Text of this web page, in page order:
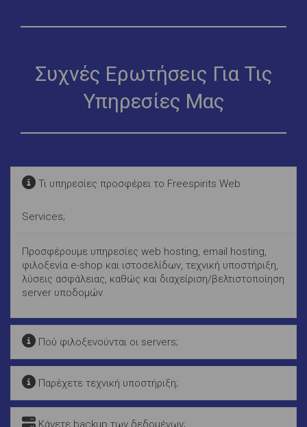
Συχνές Ερωτήσεις Για Τις
Υπηρεσίες Μας
Τι υπηρεσίες προσφέρει το Freespirits Web
Services;
Προσφέρουμε υπηρεσίες web hosting, email hosting,
φιλοξενία e-shop και ιστοσελίδων, τεχνική υποστήριξη,
λύσεις ασφάλειας, καθώς και διαχείριση/βελτιστοποίηση
server υποδομών.
Πού φιλοξενούνται οι servers;
Παρέχετε τεχνική υποστήριξη;
Κάνετε backup των δεδομένων;